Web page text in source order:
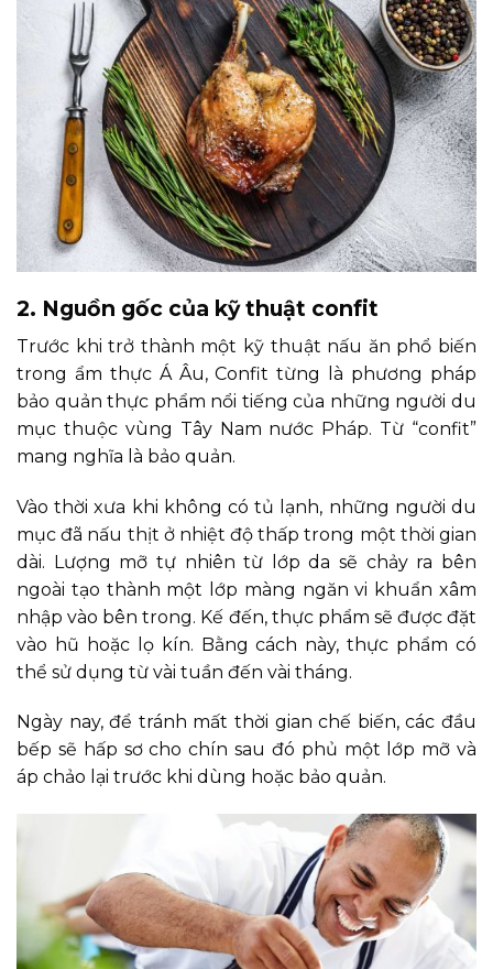
2. Nguồn gốc của kỹ thuật confit
Trước khi trở thành một kỹ thuật nấu ăn phổ biến
trong ẩm thực Á Âu, Confit từng là phương pháp
bảo quản thực phẩm nổi tiếng của những người du
mục thuộc vùng Tây Nam nước Pháp. Từ “confit”
mang nghĩa là bảo quản.
Vào thời xưa khi không có tủ lạnh, những người du
mục đã nấu thịt ở nhiệt độ thấp trong một thời gian
dài. Lượng mỡ tự nhiên từ lớp da sẽ chảy ra bên
ngoài tạo thành một lớp màng ngăn vi khuẩn xâm
nhập vào bên trong. Kế đến, thực phẩm sẽ được đặt
vào hũ hoặc lọ kín. Bằng cách này, thực phẩm có
thể sử dụng từ vài tuần đến vài tháng.
Ngày nay, để tránh mất thời gian chế biến, các đầu
bếp sẽ hấp sơ cho chín sau đó phủ một lớp mỡ và
áp chảo lại trước khi dùng hoặc bảo quản.